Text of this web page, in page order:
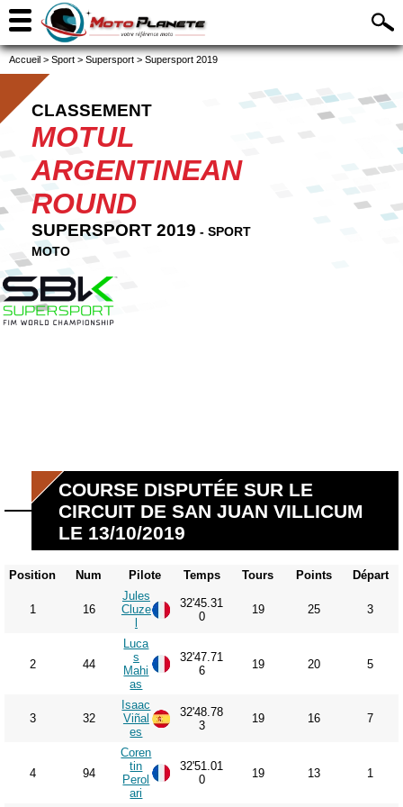
Accueil > Sport > Supersport > Supersport 2019
CLASSEMENT
MOTUL
ARGENTINEAN
ROUND
SUPERSPORT 2019 - SPORT
MOTO
COURSE DISPUTÉE SUR LE
CIRCUIT DE SAN JUAN VILLICUM
LE 13/10/2019
Position Num Pilote Temps Tours Points Départ
1 16
Jules
Cluze
32'45.31
0
19 25 3
2 44
Luca
s
Mahi
as
32'47.71
6
19 20 5
3 32
Isaac
Viñal
es
32'48.78
3
19 16 7
4 94
Coren
tin
Perol
ari
32'51.01
0
19 13 1